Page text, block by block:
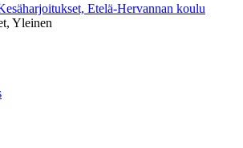
Etelä-Hervannan koulu
Yleinen